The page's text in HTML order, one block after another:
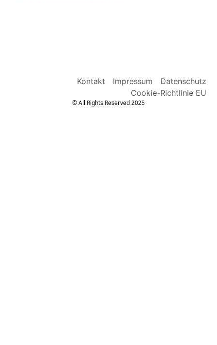
Kontakt Impressum
Datenschutz
Cookie-Richtlinie EU
© All Rights Reserved 2025